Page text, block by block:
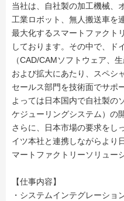
当社は、自社製の加工機械、
工業ロボット、無人搬送車を
最大化するスマートファクト
しております。その中で、ド
（CAD/CAMソフトウェア、
および拡大にあたり、スペシ
セールス部門を技術面でサポ
よっては日本国内で自社製の
ケジューリングシステム）の
さらに、日本市場の要求をし
イツ本社と連携しながらより
マートファクトリーソリュー
【仕事内容】
・システムインテグレーショ